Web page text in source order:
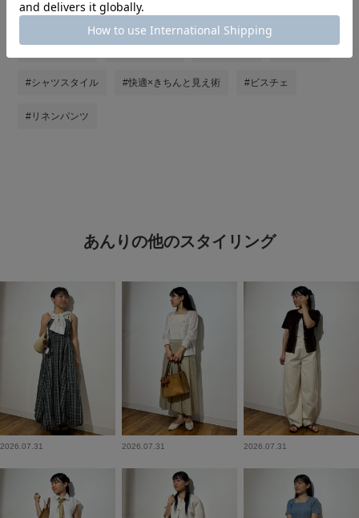
#ブルベ冬 #SENSE OF PLACE by URBAN RESEAR #低身長
#骨格ウェーブ #低身長コーデ #低身長女子 #イエベ秋
#シャツスタイル #快適×きちんと見え術 #ビスチェ
#リネンパンツ
あんりの他のスタイリング
2026.07.31 2026.07.31 2026.07.31